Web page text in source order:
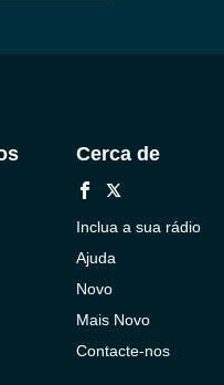
Cerca de
Inclua a sua rádio
Ajuda
Novo
Mais Novo
Contacte-nos